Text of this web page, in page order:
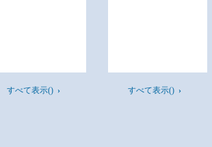
すべて表示() すべて表示()